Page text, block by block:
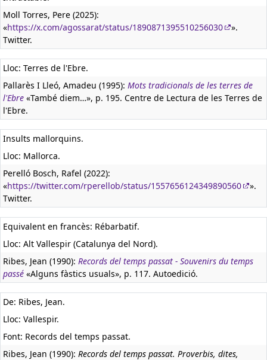
Moll Torres, Pere (2025):
«https://x.com/agossarat/status/1890871395510256030
».
Twitter.
Lloc: Terres de l'Ebre.
Pallarès I Lleó, Amadeu (1995): Mots tradicionals de les terres de
l'Ebre «També diem…», p. 195. Centre de Lectura de les Terres de
l'Ebre.
Insults mallorquins.
Lloc: Mallorca.
Perelló Bosch, Rafel (2022):
«https://twitter.com/rperellob/status/1557656124349890560
».
Twitter.
Equivalent en francès: Rébarbatif.
Lloc: Alt Vallespir (Catalunya del Nord).
Ribes, Jean (1990): Records del temps passat - Souvenirs du temps
passé «Alguns fàstics usuals», p. 117. Autoedició.
De: Ribes, Jean.
Lloc: Vallespir.
Font: Records del temps passat.
Ribes, Jean (1990): Records del temps passat. Proverbis, dites,